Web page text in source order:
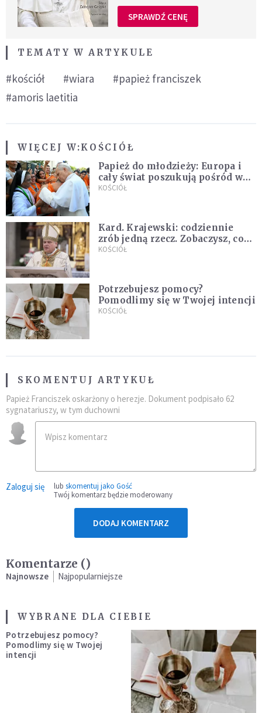
SPRAWDŹ CENĘ
TEMATY W ARTYKULE
#kościół #wiara
#papież franciszek
#amoris laetitia
WIĘCEJ W:KOŚCIÓŁ
Papież do młodzieży: Europa i
cały świat poszukują pośród was
nowych świętych
KOŚCIÓŁ
Kard. Krajewski: codziennie
zrób jedną rzecz. Zobaczysz, co
stanie się z twoim życiem
KOŚCIÓŁ
Potrzebujesz pomocy?
Pomodlimy się w Twojej intencji
KOŚCIÓŁ
SKOMENTUJ ARTYKUŁ
Papież Franciszek oskarżony o herezje. Dokument podpisało 62
sygnatariuszy, w tym duchowni
Zaloguj się lub skomentuj jako Gość
Twój komentarz będzie moderowany
DODAJ KOMENTARZ
Komentarze ()
Najnowsze Najpopularniejsze
WYBRANE DLA CIEBIE
Potrzebujesz pomocy?
Pomodlimy się w Twojej
intencji